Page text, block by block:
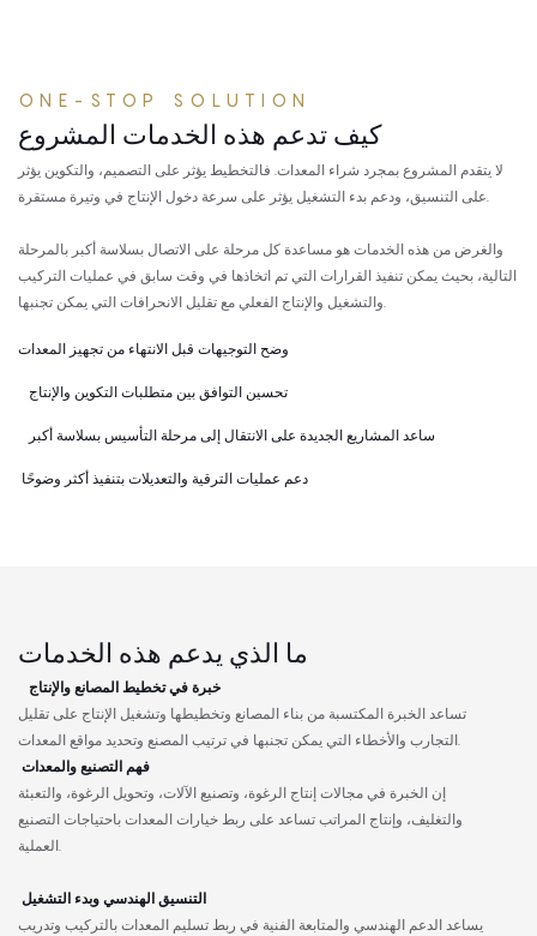
ONE-STOP SOLUTION
كيف تدعم هذه الخدمات المشروع
لا يتقدم المشروع بمجرد شراء المعدات. فالتخطيط يؤثر على التصميم، والتكوين يؤثر
والغرض من هذه الخدمات هو مساعدة كل مرحلة على الاتصال بسلاسة أكبر بالمرحلة
التالية، بحيث يمكن تنفيذ القرارات التي تم اتخاذها في وقت سابق في عمليات التركيب
وضح التوجيهات قبل الانتهاء من تجهيز المعدات
تحسين التوافق بين متطلبات التكوين والإنتاج
ساعد المشاريع الجديدة على الانتقال إلى مرحلة التأسيس بسلاسة أكبر
دعم عمليات الترقية والتعديلات بتنفيذ أكثر وضوحًا
ما الذي يدعم هذه الخدمات
خبرة في تخطيط المصانع والإنتاج
تساعد الخبرة المكتسبة من بناء المصانع وتخطيطها وتشغيل الإنتاج على تقليل
التجارب والأخطاء التي يمكن تجنبها في ترتيب المصنع وتحديد مواقع المعدات.
فهم التصنيع والمعدات
إن الخبرة في مجالات إنتاج الرغوة، وتصنيع الآلات، وتحويل الرغوة، والتعبئة
والتغليف، وإنتاج المراتب تساعد على ربط خيارات المعدات باحتياجات التصنيع
العملية.
التنسيق الهندسي وبدء التشغيل
يساعد الدعم الهندسي والمتابعة الفنية في ربط تسليم المعدات بالتركيب وتدريب